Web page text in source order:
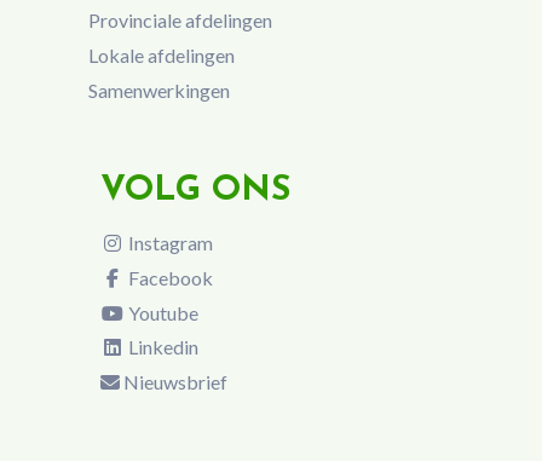
Provinciale afdelingen
Lokale afdelingen
Samenwerkingen
VOLG ONS
Instagram
Facebook
Youtube
Linkedin
Nieuwsbrief